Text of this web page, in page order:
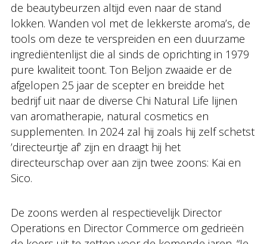
de beautybeurzen altijd even naar de stand
lokken. Wanden vol met de lekkerste aroma’s, de
tools om deze te verspreiden en een duurzame
ingrediëntenlijst die al sinds de oprichting in 1979
pure kwaliteit toont. Ton Beljon zwaaide er de
afgelopen 25 jaar de scepter en breidde het
bedrijf uit naar de diverse Chi Natural Life lijnen
van aromatherapie, natural cosmetics en
supplementen. In 2024 zal hij zoals hij zelf schetst
’directeurtje af’ zijn en draagt hij het
directeurschap over aan zijn twee zoons: Kai en
Sico.
De zoons werden al respectievelijk Director
Operations en Director Commerce om gedrieën